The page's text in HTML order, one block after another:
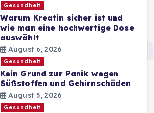
Gesundheit
Warum Kreatin sicher ist und
wie man eine hochwertige Dose
auswählt
August 6, 2026
Gesundheit
Kein Grund zur Panik wegen
Süßstoffen und Gehirnschäden
August 5, 2026
Gesundheit